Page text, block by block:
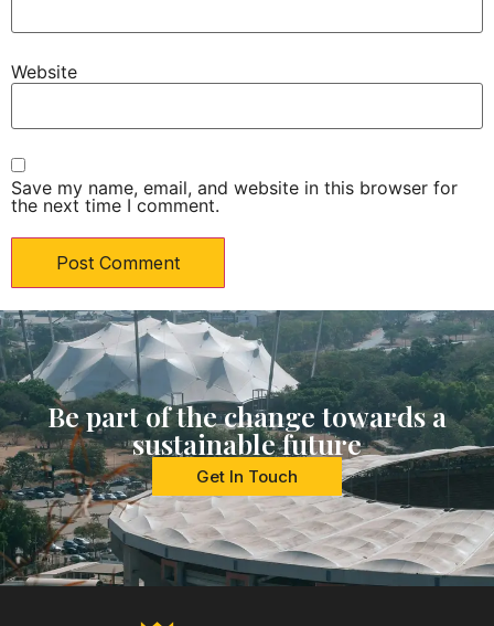
Website
Save my name, email, and website in this browser for
the next time I comment.
Be part of the change towards a
sustainable future
Get In Touch